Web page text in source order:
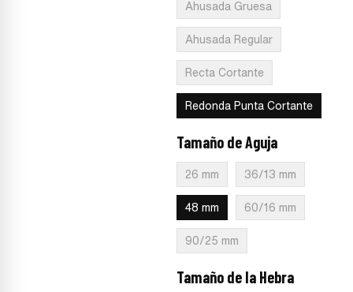
Ahusada Gruesa
Ahusada Regular
Recta Cortante
Redonda Punta Cortante
Tamaño de Aguja
26 mm 36/13 mm
48 mm 60/16 mm
90/25 mm
Tamaño de la Hebra